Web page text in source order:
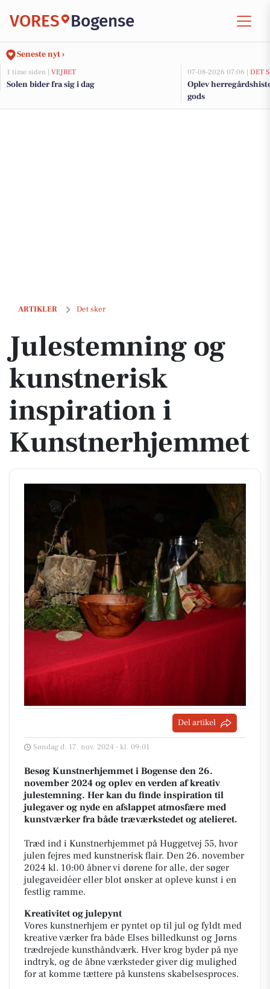
VORES Bogense
Seneste nyt ›
1 time siden | VEJRET
Solen bider fra sig i dag
07-08-2026 07:06 | DET
Oplev
gods
ARTIKLER Det sker
Julestemning og kunstnerisk inspiration i Kunstnerhjemmet
Julestemning og
kunstnerisk
inspiration i
Kunstnerhjemmet
Del artikel
Søndag d. 17. nov. 2024 - kl. 09:01
Besøg Kunstnerhjemmet i Bogense den 26.
november 2024 og oplev en verden af kreativ
julestemning. Her kan du finde inspiration til
julegaver og nyde en afslappet atmosfære med
kunstværker fra både træværkstedet og atelieret.
Træd ind i Kunstnerhjemmet på Huggetvej 55, hvor
julen fejres med kunstnerisk flair. Den 26. november
2024 kl. 10:00 åbner vi dørene for alle, der søger
julegaveidéer eller blot ønsker at opleve kunst i en
festlig ramme.
Kreativitet og julepynt
Vores kunstnerhjem er pyntet op til jul og fyldt med
kreative værker fra både Elses billedkunst og Jørns
trædrejede kunsthåndværk. Hver krog byder på nye
indtryk, og de åbne værksteder giver dig mulighed
for at komme tættere på kunstens skabelsesproces.